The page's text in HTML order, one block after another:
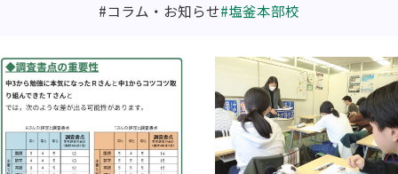
コラム・お知らせ 塩釜本部校